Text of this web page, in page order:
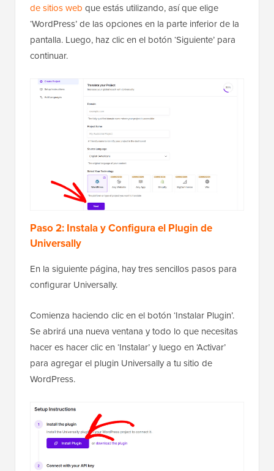
de sitios web que estás utilizando, así que elige
‘WordPress’ de las opciones en la parte inferior de la
pantalla. Luego, haz clic en el botón ‘Siguiente’ para
continuar.
Paso 2: Instala y Configura el Plugin de
Universally
En la siguiente página, hay tres sencillos pasos para
configurar Universally.
Comienza haciendo clic en el botón ‘Instalar Plugin’.
Se abrirá una nueva ventana y todo lo que necesitas
hacer es hacer clic en ‘Instalar’ y luego en ‘Activar’
para agregar el plugin Universally a tu sitio de
WordPress.